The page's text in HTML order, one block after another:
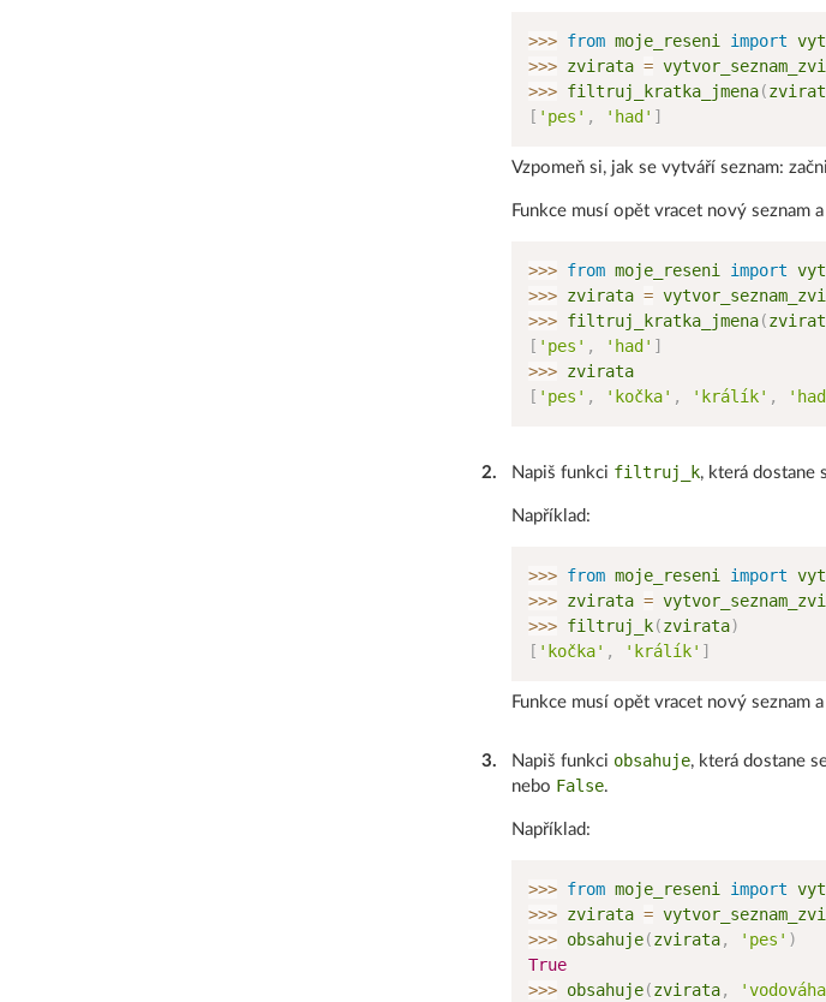
>>> from moje_reseni import
>>> zvirata =
>>> filtruj_kratka_jmena(
[ 'pes' , 'had' ]
Vzpomeň si, jak se vytváří seznam:
Funkce musí opět vracet nový seznam
>>> from moje_reseni import
>>> zvirata =
>>> filtruj_kratka_jmena(
[ 'pes' , 'had' ]
>>>
zvirata
[ 'pes' , 'kočka' , 'králík' ,
2. Napiš funkci filtruj_k, která dostane
Například:
>>> from moje_reseni import
>>> zvirata =
>>> filtruj_k(zvirata)
[ 'kočka' , 'králík' ]
Funkce musí opět vracet nový seznam
3. Napiš funkci obsahuje, která dostane
nebo False.
Například:
>>> from moje_reseni import
>>> zvirata =
>>> obsahuje(zvirata, 'pes' )
True
>>> obsahuje(zvirata,